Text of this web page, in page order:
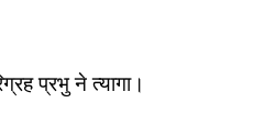
प्रभु ने त्यागा।